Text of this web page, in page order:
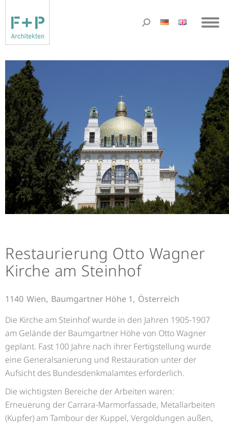
Restaurierung Otto Wagner
Kirche am Steinhof
1140 Wien, Baumgartner Höhe 1, Österreich
Die Kirche am Steinhof wurde in den Jahren 1905-1907
am Ge­lände der Baumgartner Höhe von Otto Wagner
geplant. Fast 100 Jahre nach ihrer Fertigstellung wurde
eine Generalsanierung und Restauration unter der
Aufsicht des Bundesdenkmalamtes erfor­derlich.
Die wichtigsten Bereiche der Arbeiten waren:
Erneuerung der Carrara-Marmorfassade, Metallarbeiten
(Kupfer) am Tambour der Kuppel, Vergoldungen außen,